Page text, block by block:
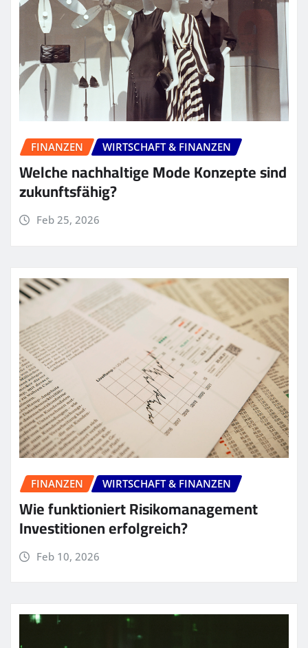
FINANZEN WIRTSCHAFT & FINANZEN
Welche nachhaltige Mode Konzepte sind
zukunftsfähig?
Feb 25, 2026
FINANZEN WIRTSCHAFT & FINANZEN
Wie funktioniert Risikomanagement
Investitionen erfolgreich?
Feb 10, 2026